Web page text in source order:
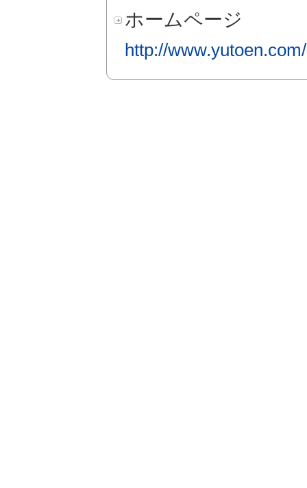
ホームページ
http://